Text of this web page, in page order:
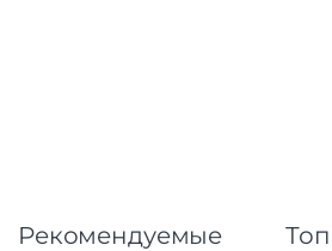
Рекомендуемые